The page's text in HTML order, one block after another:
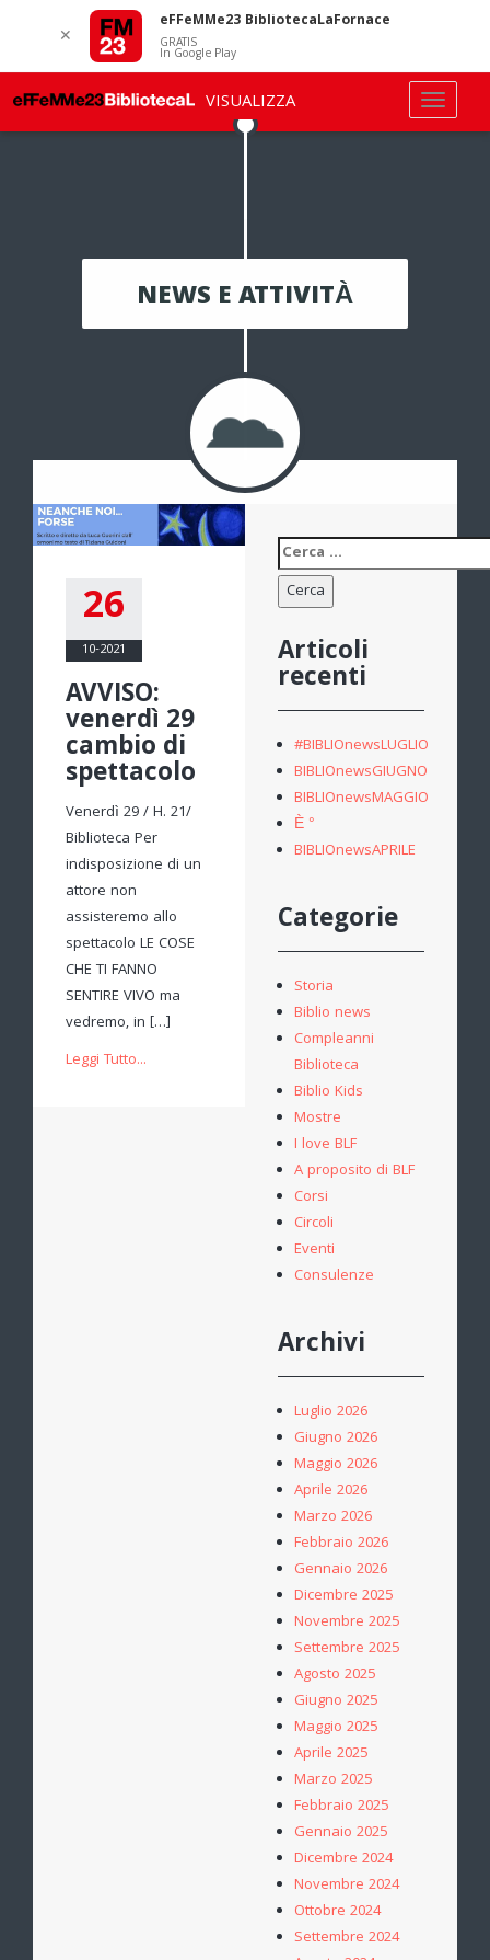
NEWS E ATTIVITÀ
26
10-2021
AVVISO:
venerdì 29
cambio di
spettacolo
Venerdì 29 / H. 21/
Biblioteca Per
indisposizione di un
attore non
assisteremo allo
spettacolo LE COSE
CHE TI FANNO
SENTIRE VIVO ma
vedremo, in […]
Leggi Tutto...
Ricerca
per:
Articoli
recenti
#BIBLIOnewsLUGLIO
BIBLIOnewsGIUGNO
BIBLIOnewsMAGGIO
È °
BIBLIOnewsAPRILE
Categorie
Storia
Biblio news
Compleanni
Biblioteca
Biblio Kids
Mostre
I love BLF
A proposito di BLF
Corsi
Circoli
Eventi
Consulenze
Archivi
Luglio 2026
Giugno 2026
Maggio 2026
Aprile 2026
Marzo 2026
Febbraio 2026
Gennaio 2026
Dicembre 2025
Novembre 2025
Settembre 2025
Agosto 2025
Giugno 2025
Maggio 2025
Aprile 2025
Marzo 2025
Febbraio 2025
Gennaio 2025
Dicembre 2024
Novembre 2024
Ottobre 2024
Settembre 2024
✕
eFFeMMe23 BibliotecaLaFornace
GRATIS
In Google Play
VISUALIZZA